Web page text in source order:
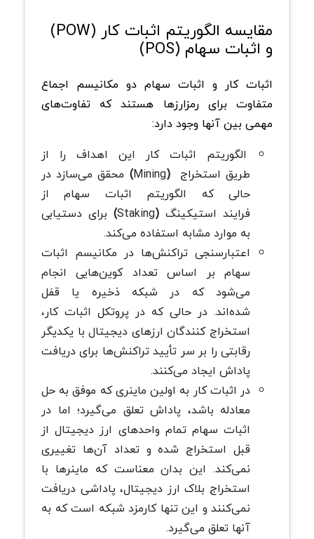
مقایسه الگوریتم اثبات کار (POW)
و اثبات سهام (POS)
اثبات کار و اثبات سهام دو مکانیسم اجماع
متفاوت برای رمزارزها هستند که تفاوت‌های
مهمی بین آنها وجود دارد:
الگوریتم اثبات کار این اهداف را از
طریق استخراج (
Mining
) محقق می‌سازد در
حالی که الگوریتم اثبات سهام از
فرایند استیکینگ (
Staking
) برای دستیابی
به موارد مشابه استفاده می‌کند.
اعتبارسنجی تراکنش‌ها در مکانیسم اثبات
سهام بر اساس تعداد کوین‌هایی انجام
می‌شود که در شبکه ذخیره یا قفل
شده‌اند. در حالی که در پروتکل اثبات کار،
استخراج ‌کنندگان ارزهای دیجیتال با یکدیگر
رقابتی را بر سر تأیید تراکنش‌ها برای دریافت
پاداش ایجاد می‌کنند.
در اثبات کار به اولین ماینری که موفق به حل
معادله باشد، پاداش تعلق می‌گیرد؛ اما در
اثبات سهام تمام واحدهای ارز دیجیتال از
قبل استخراج شده و تعداد آن‌ها تغییری
نمی‌کند. این بدان معناست که ماینرها با
استخراج بلاک‌ ارز دیجیتال، پاداشی دریافت
نمی‌کنند و این تنها کارمزد شبکه است که به
‌آنها تعلق می‌گیرد.